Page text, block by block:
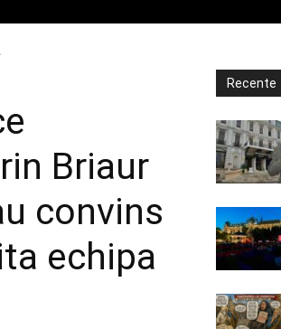
Briaur
convins
echipa
Recente